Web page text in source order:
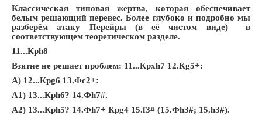
Классическая типовая жертва, которая обеспечивает
белым решающий перевес. Более глубоко и подробно мы
разберём атаку Перейры (в её чистом виде) в
соответствующем теоретическом разделе.
11...Крh8
Взятие не решает проблем: 11...Крxh7 12.Кg5+:
A) 12...Крg6 13.Фc2+:
A1) 13...Крh6? 14.Фh7#.
A2) 13...Крh5? 14.Фh7+ Крg4 15.f3# (15.Фh3#; 15.h3#).